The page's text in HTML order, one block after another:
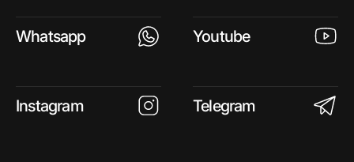
Whatsapp Youtube
Instagram Telegram